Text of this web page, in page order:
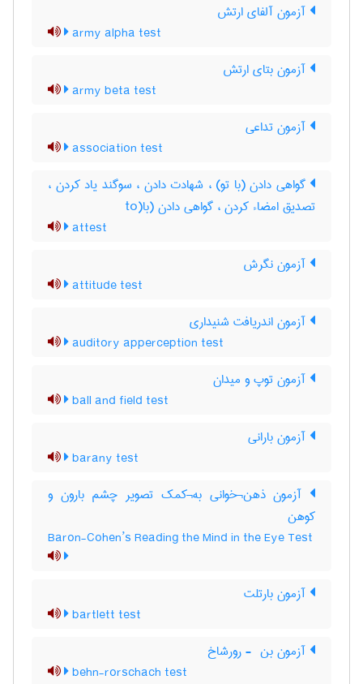
آزمون آلفای ارتش
army alpha test
آزمون بتای ارتش
army beta test
آزمون تداعی
association test
گواهی دادن (با تو) ، شهادت دادن ، سوگند یاد کردن ،
تصدیق امضاء کردن ، گواهی دادن (با(to
attest
آزمون نگرش
attitude test
آزمون اندریافت شنیداری
auditory apperception test
آزمون توپ و میدان
ball and field test
آزمون بارانی
barany test
آزمون ذهن¬خوانی به¬کمک تصویر چشم بارون و
کوهن
Baron-Cohen’s Reading the Mind in the Eye Test
آزمون بارتلت
bartlett test
آزمون بن ‎ - رورشاخ
behn-rorschach test